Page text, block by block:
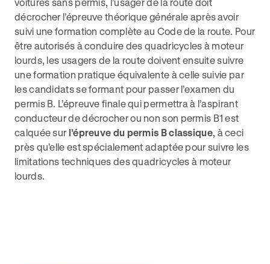
décrocher l’épreuve théorique générale après avoir
suivi une formation complète au Code de la route. Pour
être autorisés à conduire des quadricycles à moteur
lourds, les usagers de la route doivent ensuite suivre
une formation pratique équivalente à celle suivie par
les candidats se formant pour passer l’examen du
permis B. L’épreuve finale qui permettra à l’aspirant
conducteur de décrocher ou non son permis B1 est
calquée sur l’épreuve du permis B classique, à ceci
près qu’elle est spécialement adaptée pour suivre les
limitations techniques des quadricycles à moteur
lourds.